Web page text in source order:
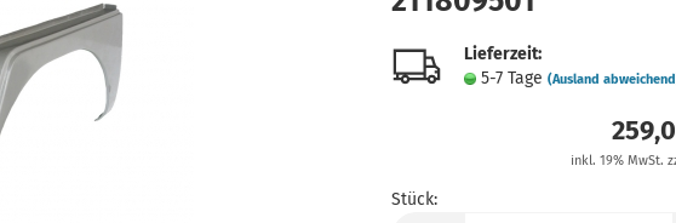
Lieferzeit:
5-7 Tage (Ausland
inkl. 19% MwSt.
Stück: